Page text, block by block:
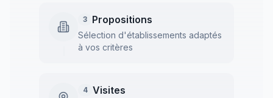
3 Propositions
Sélection d'établissements adaptés
à vos critères
4 Visites